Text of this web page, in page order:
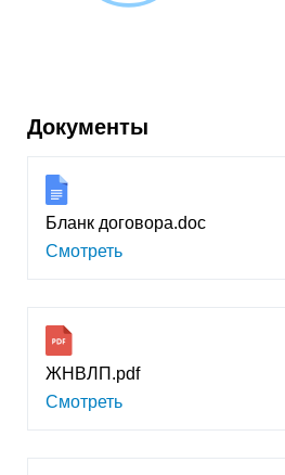
Документы
Бланк договора.doc
Смотреть
ЖНВЛП.pdf
Смотреть